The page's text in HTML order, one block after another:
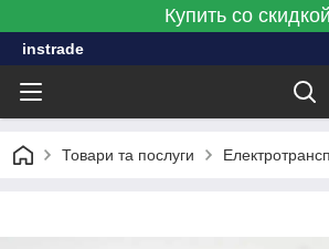
Купить со скидкой
instrade
Товари та послуги